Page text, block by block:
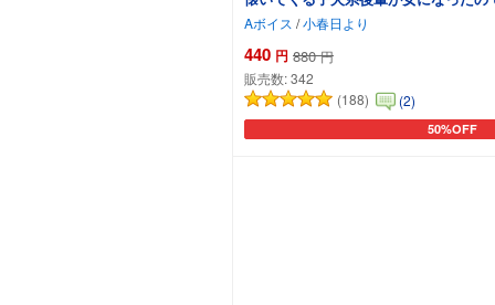
Aボイス /小春日より
440 円 880 円
販売数:342
(188)
(2)
50%OFF
カートに追